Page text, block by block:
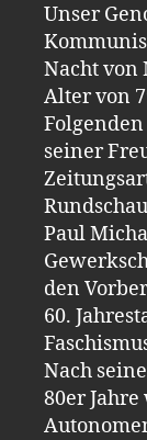
Unser
Nacht von
Alter von
seiner
Paul
den
60.
Nach
80er